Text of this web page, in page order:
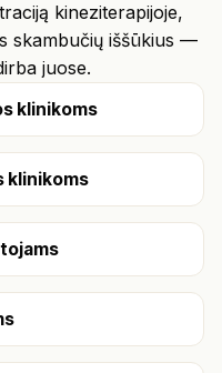
kineziterapijoje,
skambučių iššūkius —
juose.
klinikoms
klinikoms